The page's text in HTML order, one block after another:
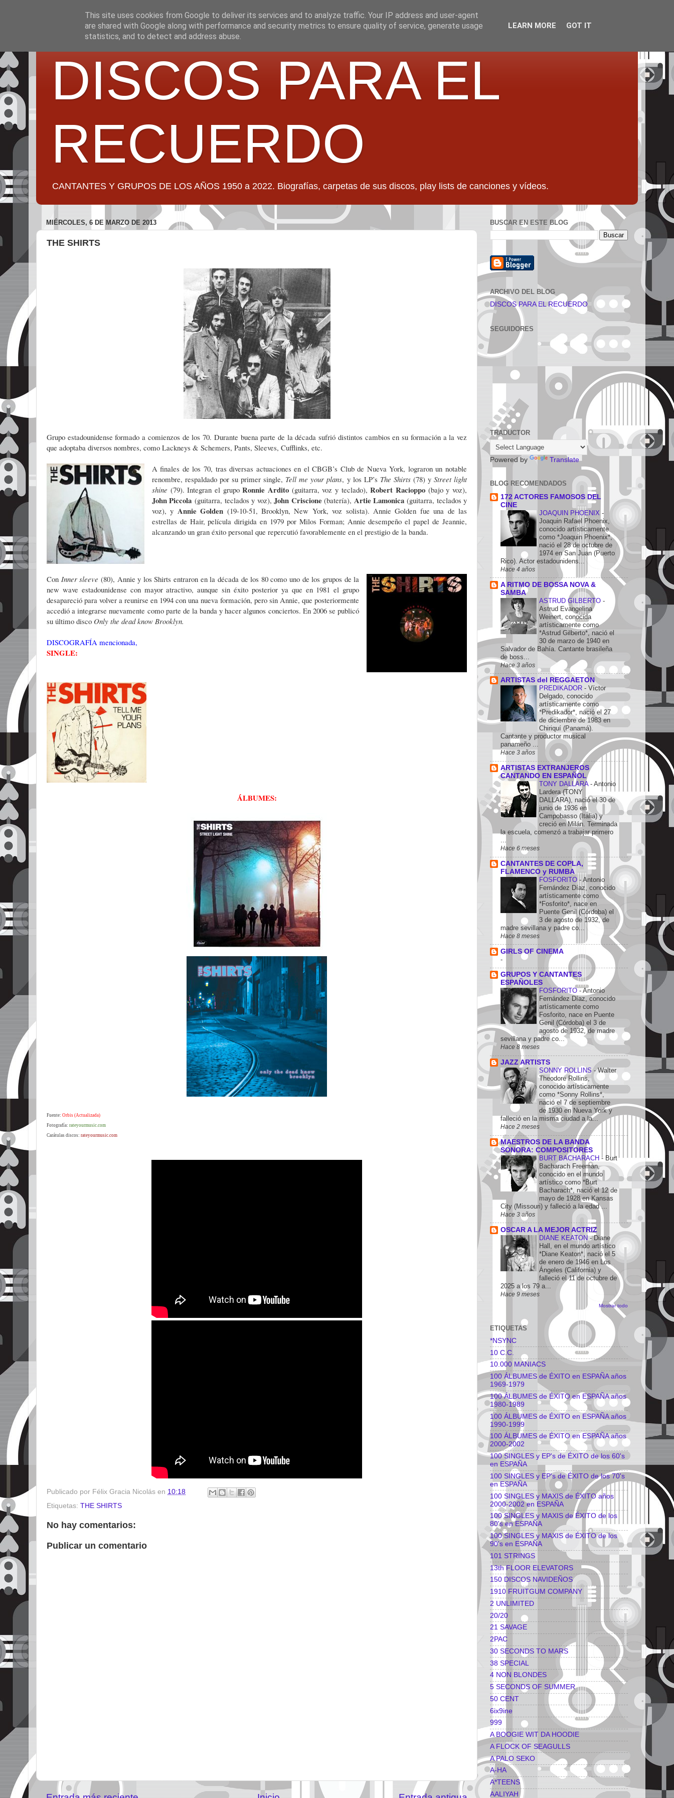
DISCOS PARA EL
RECUERDO
CANTANTES Y GRUPOS DE LOS AÑOS 1950 a 2022. Biografías, carpetas de sus discos, play lists de canciones y vídeos.
MIÉRCOLES, 6 DE MARZO DE 2013
THE SHIRTS
Grupo estadounidense formado a comienzos de los 70. Durante buena parte de la década sufrió distintos cambios en su formación a la vez
que adoptaba diversos nombres, como Lackneys & Schemers, Pants, Sleeves, Cufflinks, etc.
A finales de los 70, tras diversas actuaciones en el CBGB’s Club de Nueva York, lograron un notable
renombre, respaldado por su primer single, Tell me your plans, y los LP’s The Shirts (78) yStreet light
shine (79). Integran el grupoRonnie Ardito(guitarra, voz y teclado),Robert Racioppo (bajo y voz),
John Piccola (guitarra, teclados y voz),John Criscione(batería), Artie Lamonica (guitarra, teclados y
voz), y Annie Golden (19-10-51, Brooklyn, New York, voz solista). Annie Golden fue una de las
estrellas de Hair, película dirigida en 1979 por Milos Forman; Annie desempeño el papel de Jeannie,
alcanzando un gran éxito personal que repercutió favorablemente en el prestigio de la banda.
Con Inner sleeve (80), Annie y los Shirts entraron en la década de los 80 como uno de los grupos de la
new wave estadounidense con mayor atractivo, aunque sin éxito posterior ya que en 1981 el grupo
desapareció para volver a reunirse en 1994 con una nueva formación, pero sin Annie, que posteriormente
accedió a integrarse nuevamente como parte de la banda y hacer algunos conciertos. En 2006 se publicó
su último disco Only the dead know Brooklyn.
DISCOGRAFÍA mencionada,
SINGLE:
ÁLBUMES:
Fuente: Orbis (Actualizada)
Fotografía: rateyourmusic.com
Carátulas discos: rateyourmusic.com
Publicado por Félix Gracia Nicolás en 10:18
Etiquetas: THE SHIRTS
No hay comentarios:
Publicar un comentario
BUSCAR EN ESTE BLOG
ARCHIVO DEL BLOG
DISCOS PARA EL RECUERDO
SEGUIDORES
TRADUCTOR
Powered by Translate
BLOG RECOMENDADOS
172 ACTORES FAMOSOS DEL
CINE
JOAQUIN PHOENIX -
Joaquin Rafael Phoenix,
conocido artísticamente
como *Joaquin Phoenix*,
nació el 28 de octubre de
1974 en San Juan (Puerto
Rico). Actor estadounidens...
Hace 4 años
A RITMO DE BOSSA NOVA &
SAMBA
ASTRUD GILBERTO -
Astrud Evangelina
Weinert, conocida
artísticamente como
*Astrud Gilberto*, nació el
30 de marzo de 1940 en
Salvador de Bahía. Cantante brasileña
de boss...
Hace 3 años
ARTISTAS del REGGAETON
PREDIKADOR - Víctor
Delgado, conocido
artísticamente como
*Predikador*, nació el 27
de diciembre de 1983 en
Chiriquí (Panamá).
Cantante y productor musical
panameño ...
Hace 3 años
ARTISTAS EXTRANJEROS
CANTANDO EN ESPAÑOL
TONY DALLARA - Antonio
Lardera (TONY
DALLARA), nació el 30 de
junio de 1936 en
Campobasso (Italia) y
creció en Milán. Terminada
la escuela, comenzó a trabajar primero
...
Hace 6 meses
CANTANTES DE COPLA,
FLAMENCO y RUMBA
FOSFORITO - Antonio
Fernández Díaz, conocido
artísticamente como
*Fosforito*, nace en
Puente Genil (Córdoba) el
3 de agosto de 1932, de
madre sevillana y padre co...
Hace 8 meses
GIRLS OF CINEMA
-
GRUPOS Y CANTANTES
ESPAÑOLES
FOSFORITO-Antonio
Fernández Díaz, conocido
artísticamente como
Fosforito, nace en Puente
Genil (Córdoba) el 3 de
agosto de 1932, de madre
sevillana y padre co...
Hace 8 meses
JAZZ ARTISTS
SONNY ROLLINS-Walter
Theodore Rollins,
conocido artísticamente
como *Sonny Rollins*,
nació el 7 de septiembre
de 1930 en Nueva York y
falleció en la misma ciudad a la...
Hace 2 meses
MAESTROS DE LA BANDA
SONORA: COMPOSITORES
BURT BACHARACH - Burt
Bacharach Freeman,
conocido en el mundo
artístico como *Burt
Bacharach*, nació el 12 de
mayo de 1928 en Kansas
City (Missouri) y falleció a la edad ...
Hace 3 años
OSCAR A LA MEJOR ACTRIZ
DIANE KEATON-Diane
Hall, en el mundo artístico
*Diane Keaton*, nació el 5
de enero de 1946 en Los
Ángeles (California) y
falleció el 11 de octubre de
2025 a los 79 a...
Hace 9 meses
Mostrar todo
ETIQUETAS
*NSYNC
10 C.C.
10.000 MANIACS
100 ÁLBUMES de ÉXITO en ESPAÑA años
1969-1979
100 ÁLBUMES de ÉXITO en ESPAÑA años
1980-1989
100 ÁLBUMES de ÉXITO en ESPAÑA años
1990-1999
100 ÁLBUMES de ÉXITO en ESPAÑA años
2000-2002
100 SINGLES y EP's de ÉXITO de los 60's
en ESPAÑA
100 SINGLES y EP's de ÉXITO de los 70's
en ESPAÑA
100 SINGLES y MAXIS de ÉXITO años
2000-2002 en ESPAÑA
100 SINGLES y MAXIS de ÉXITO de los
80's en ESPAÑA
100 SINGLES y MAXIS de ÉXITO de los
90's en ESPAÑA
101 STRINGS
13th FLOOR ELEVATORS
150 DISCOS NAVIDEÑOS
1910 FRUITGUM COMPANY
2 UNLIMITED
20/20
21 SAVAGE
2PAC
30 SECONDS TO MARS
38 SPECIAL
4 NON BLONDES
5 SECONDS OF SUMMER
50 CENT
6ix9ine
999
A BOOGIE WIT DA HOODIE
A FLOCK OF SEAGULLS
A PALO SEKO
A-HA
A*TEENS
AALIYAH
This site uses cookies from Google to deliver its services and to analyze traffic. Your IP address and user-agent
are shared with Google along with performance and security metrics to ensure quality of service, generate usage
statistics, and to detect and address abuse.
LEARN MORE GOT IT